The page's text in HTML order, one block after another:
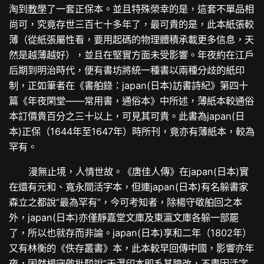
淘到教學了一套正保本。並且特殊榮幸的是，這套不單品相
尚可，究竟存世三百七十多年了，最可貴的是，此本紙張較
薄（從紙張屬性看，要用起碼的物理體積承載更多信息，天
然是越薄越好），並且在堅實方面未受影響。年夜約在江戶
后期到明治時代，便有書坊將統一種書以兩種分歧的紙印
制，正如筆者在《書舶錄：japan(日本)訪書詩紀》第四十
篇《年夜閑堂——常用書，通俗本》中所述，薄紙本較通俗
本訂價貴百分之三十以上，可見其可貴。此書為japan(日
本)正保（1644年至1647年）時所刊，竟亦有薄紙本，較為
罕有。
漫無止境，人情世故。《唐佳人傳》在japan(日本)實
在還有元和、寬永間活字本，但連japan(日本)有名躲書家
森立之都說“最為罕有”，今可考知者，除楊守敬舶回之本
外，japan(日本)亦僅靜嘉堂文庫及東瀛文庫各躲一部罷
了，所以也就存而非論。japan(日本)享和二年（1802年）
又有林衡的《佚存叢書》本，此本較早回傳中國，影響亦年